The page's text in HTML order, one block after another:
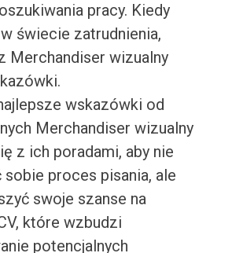
pracy. Kiedy
świecie zatrudnienia,
Merchandiser wizualny
wskazówki od
Merchandiser wizualny
z ich poradami, aby nie
sobie proces pisania, ale
swoje szanse na
które wzbudzi
potencjalnych